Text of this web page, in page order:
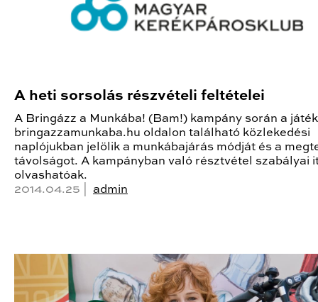
A heti sorsolás részvételi feltételei
A Bringázz a Munkába! (Bam!) kampány során a
bringazzamunkaba.hu oldalon található közlekedési
naplójukban jelölik a munkábajárás módját és a
távolságot. A kampányban való résztvétel szabályai
olvashatóak.
2014.04.25 | admin